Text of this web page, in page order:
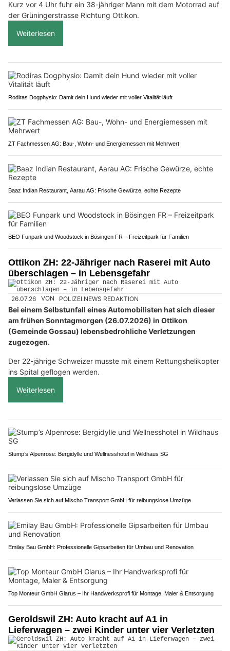
Kurz vor 4 Uhr fuhr ein 38-jähriger Mann mit dem Motorrad auf
der Grüningerstrasse Richtung Ottikon.
Weiterlesen
Rodiras Dogphysio: Damit dein Hund wieder mit voller Vitalität läuft
ZT Fachmessen AG: Bau-, Wohn- und Energiemessen mit Mehrwert
Baaz Indian Restaurant, Aarau AG: Frische Gewürze, echte Rezepte
BEO Funpark und Woodstock in Bösingen FR – Freizeitpark für Familien
Ottikon ZH: 22-Jähriger nach Raserei mit Auto
überschlagen – in Lebensgefahr
26.07.26 VON POLIZEI.NEWS REDAKTION
Bei einem Selbstunfall eines Automobilisten hat sich dieser
am frühen Sonntagmorgen (26.07.2026) in Ottikon
(Gemeinde Gossau) lebensbedrohliche Verletzungen
zugezogen.
Der 22-jährige Schweizer musste mit einem Rettungshelikopter
ins Spital geflogen werden.
Weiterlesen
Stump’s Alpenrose: Bergidylle und Wellnesshotel in Wildhaus SG
Verlassen Sie sich auf Mischo Transport GmbH für reibungslose Umzüge
Emilay Bau GmbH: Professionelle Gipsarbeiten für Umbau und Renovation
Top Monteur GmbH Glarus – Ihr Handwerksprofi für Montage, Maler & Entsorgung
Geroldswil ZH: Auto kracht auf A1 in
Lieferwagen – zwei Kinder unter vier Verletzten